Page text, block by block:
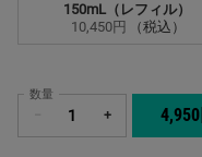
選択済み
150mL（レフィル）
10,450円
（税込）
数量
+